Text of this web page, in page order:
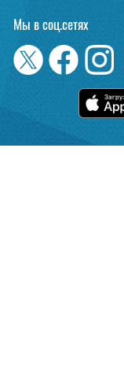
Мы в соц.сетях